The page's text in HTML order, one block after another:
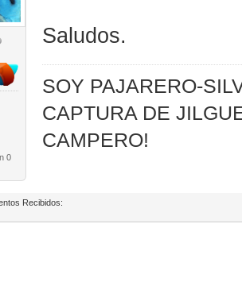
0
Saludos.
SOY PAJARERO-
CAPTURA DE
CAMPERO!
Recibidos: